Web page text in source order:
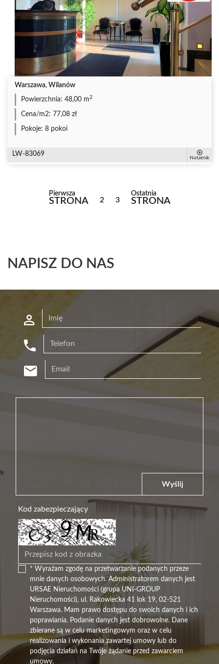
Warszawa, Wilanów
Powierzchnia: 48,00 m2
Cena/m2: 77,08 zł
Pokoje: 8 pokoi
LW-83069
Notatnik
Pierwsza
STRONA 2 3
Ostatnia
STRONA
NAPISZ DO NAS
Wyślij
Kod zabezpieczający
* Wyrażam zgodę na przetwarzanie podanych przeze
mnie danych osobowych. Administratorem danych jest
URSAE Nieruchomości (grupa UNI-GROUP
Nieruchomości), ul. Rakowiecka 41 lok 19, 02-521
Warszawa. Mam prawo dostępu do swoich danych i ich
poprawiania. Podanie danych jest dobrowolne. Dane
zbierane są w celu marketingowym oraz w celu
realizowania i wykonania zawartej umowy lub do
podjęcia działań na Twoje żądanie przed zawarciem
umowy.